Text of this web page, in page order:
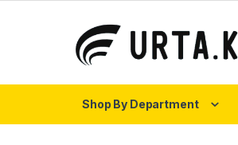
Shop By Department